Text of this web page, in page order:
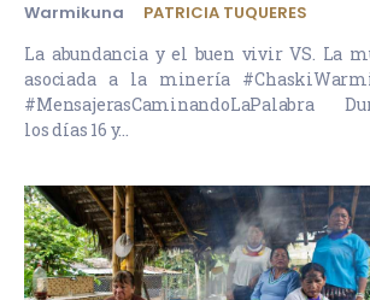
Warmikuna
PATRICIA TUQUERES
La abundancia y el buen vivir VS. La
asociada a la minería
#MensajerasCaminandoLaPalabra
los días 16 y…